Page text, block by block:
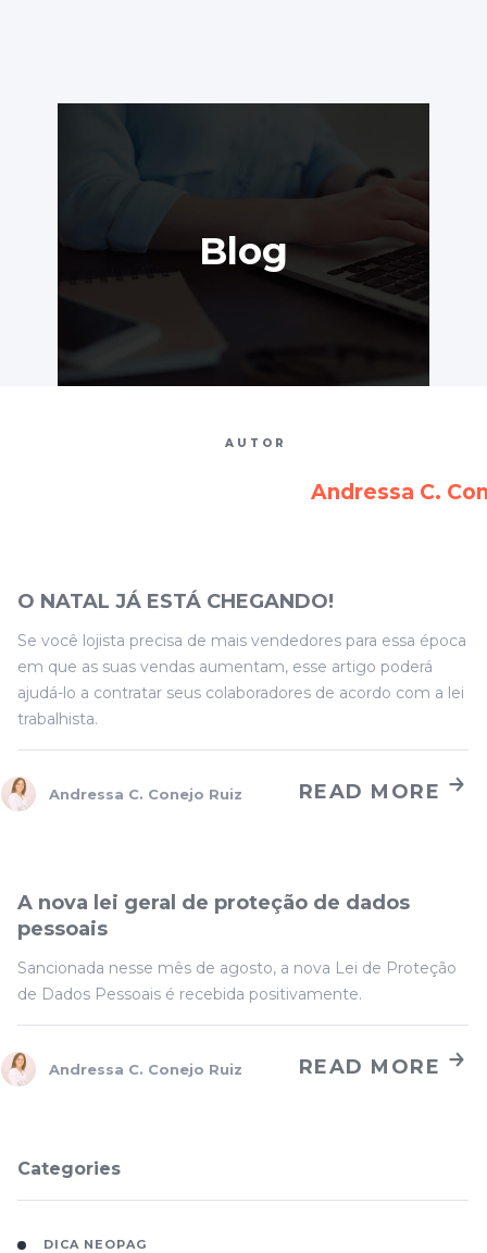
Blog
AUTOR
Andressa C.
O NATAL JÁ ESTÁ CHEGANDO!
Se você lojista precisa de mais vendedores para essa época
em que as suas vendas aumentam, esse artigo poderá
ajudá-lo a contratar seus colaboradores de acordo com a lei
trabalhista.
Andressa C. Conejo Ruiz READ MORE
GERAL
A nova lei geral de proteção de dados
pessoais
Sancionada nesse mês de agosto, a nova Lei de Proteção
de Dados Pessoais é recebida positivamente.
Andressa C. Conejo Ruiz READ MORE
Categories
DICA NEOPAG